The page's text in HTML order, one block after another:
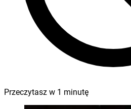
Przeczytasz w 1 minutę